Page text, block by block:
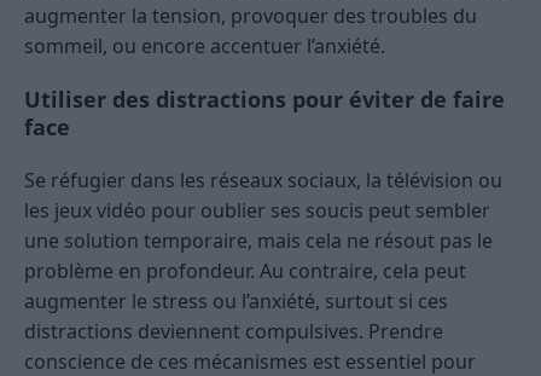
augmenter la tension, provoquer des troubles du
sommeil, ou encore accentuer l’anxiété.
Utiliser des distractions pour éviter de faire
face
Se réfugier dans les réseaux sociaux, la télévision ou
les jeux vidéo pour oublier ses soucis peut sembler
une solution temporaire, mais cela ne résout pas le
problème en profondeur. Au contraire, cela peut
augmenter le stress ou l’anxiété, surtout si ces
distractions deviennent compulsives. Prendre
conscience de ces mécanismes est essentiel pour